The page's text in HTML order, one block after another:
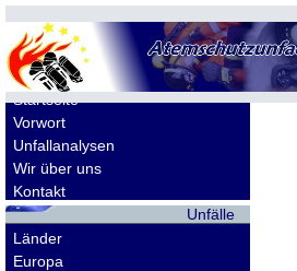
Allgemeines
Startseite
Vorwort
Unfallanalysen
Wir über uns
Kontakt
Unfälle
Länder
Europa